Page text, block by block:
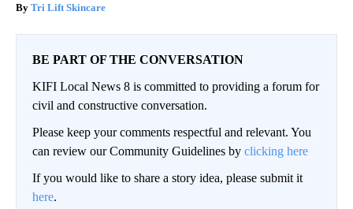
Tri Lift Skincare
BE PART OF THE CONVERSATION
KIFI Local News 8 is committed to providing a forum for
civil and constructive conversation.
Please keep your comments respectful and relevant. You
can review our Community Guidelines by clicking here
If you would like to share a story idea, please submit it
here.